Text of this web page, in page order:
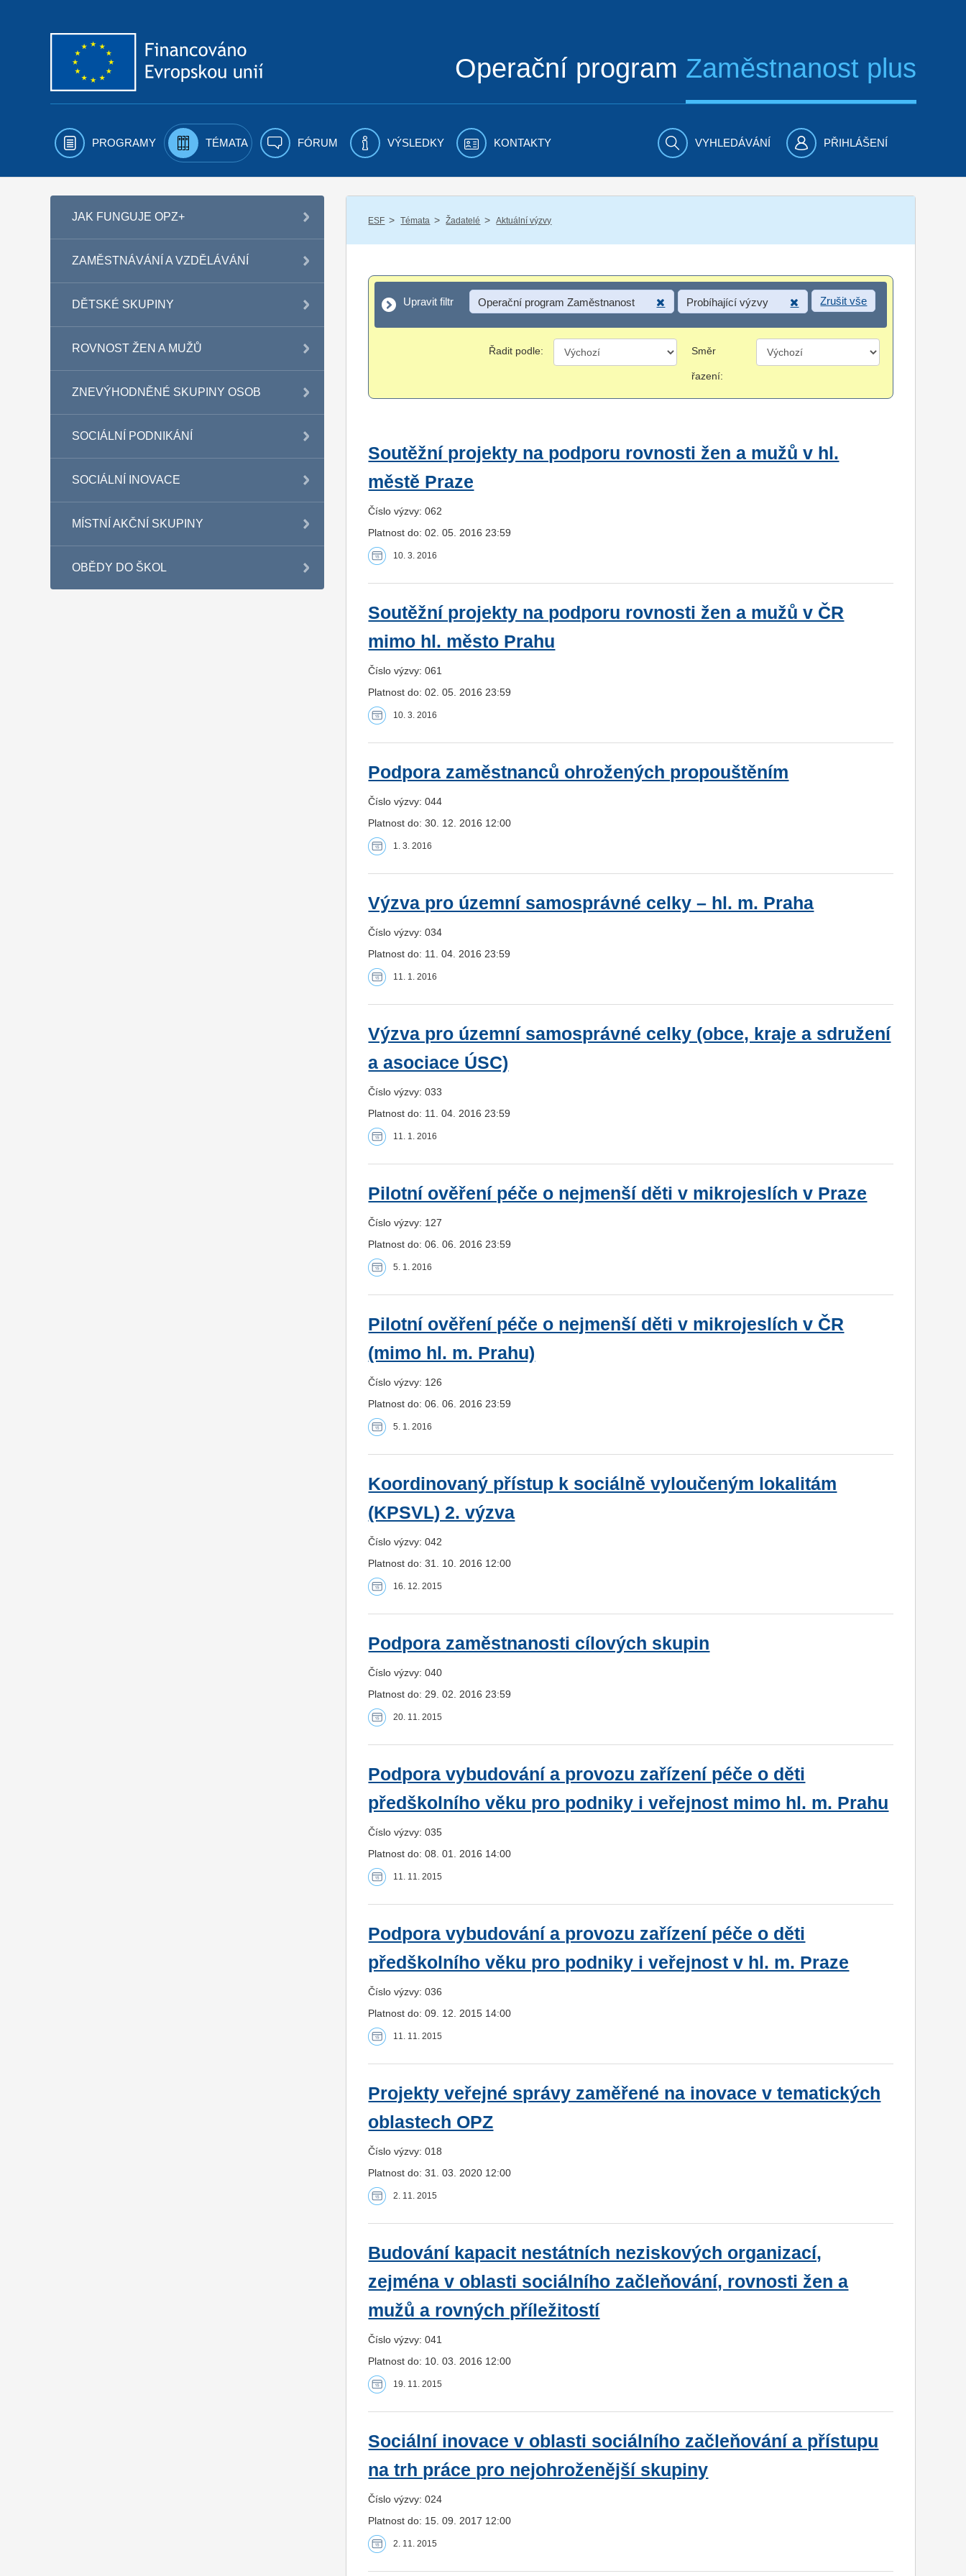
Operační program Zaměstnanost plus
PROGRAMY TÉMATA FÓRUM VÝSLEDKY KONTAKTY VYHLEDÁVÁNÍ PŘIHLÁŠENÍ
JAK FUNGUJE OPZ+
ZAMĚSTNÁVÁNÍ A VZDĚLÁVÁNÍ
DĚTSKÉ SKUPINY
ROVNOST ŽEN A MUŽŮ
ZNEVÝHODNĚNÉ SKUPINY OSOB
SOCIÁLNÍ PODNIKÁNÍ
SOCIÁLNÍ INOVACE
MÍSTNÍ AKČNÍ SKUPINY
OBĚDY DO ŠKOL
ESF / Témata / Žadatelé / Aktuální výzvy
Upravit filtr
Upravit filtr Operační program Zaměstnanost Probíhající výzvy Zrušit vše
Řadit podle: Směr
řazení:
Soutěžní projekty na podporu rovnosti žen a mužů v hl.
městě Praze
Číslo výzvy: 062
Platnost do: 02. 05. 2016 23:59
10. 3. 2016
Soutěžní projekty na podporu rovnosti žen a mužů v ČR
mimo hl. město Prahu
Číslo výzvy: 061
Platnost do: 02. 05. 2016 23:59
10. 3. 2016
Podpora zaměstnanců ohrožených propouštěním
Číslo výzvy: 044
Platnost do: 30. 12. 2016 12:00
1. 3. 2016
Výzva pro územní samosprávné celky – hl. m. Praha
Číslo výzvy: 034
Platnost do: 11. 04. 2016 23:59
11. 1. 2016
Výzva pro územní samosprávné celky (obce, kraje a sdružení
a asociace ÚSC)
Číslo výzvy: 033
Platnost do: 11. 04. 2016 23:59
11. 1. 2016
Pilotní ověření péče o nejmenší děti v mikrojeslích v Praze
Číslo výzvy: 127
Platnost do: 06. 06. 2016 23:59
5. 1. 2016
Pilotní ověření péče o nejmenší děti v mikrojeslích v ČR
(mimo hl. m. Prahu)
Číslo výzvy: 126
Platnost do: 06. 06. 2016 23:59
5. 1. 2016
Koordinovaný přístup k sociálně vyloučeným lokalitám
(KPSVL) 2. výzva
Číslo výzvy: 042
Platnost do: 31. 10. 2016 12:00
16. 12. 2015
Podpora zaměstnanosti cílových skupin
Číslo výzvy: 040
Platnost do: 29. 02. 2016 23:59
20. 11. 2015
Podpora vybudování a provozu zařízení péče o děti
předškolního věku pro podniky i veřejnost mimo hl. m. Prahu
Číslo výzvy: 035
Platnost do: 08. 01. 2016 14:00
11. 11. 2015
Podpora vybudování a provozu zařízení péče o děti
předškolního věku pro podniky i veřejnost v hl. m. Praze
Číslo výzvy: 036
Platnost do: 09. 12. 2015 14:00
11. 11. 2015
Projekty veřejné správy zaměřené na inovace v tematických
oblastech OPZ
Číslo výzvy: 018
Platnost do: 31. 03. 2020 12:00
2. 11. 2015
Budování kapacit nestátních neziskových organizací,
zejména v oblasti sociálního začleňování, rovnosti žen a
mužů a rovných příležitostí
Číslo výzvy: 041
Platnost do: 10. 03. 2016 12:00
19. 11. 2015
Sociální inovace v oblasti sociálního začleňování a přístupu
na trh práce pro nejohroženější skupiny
Číslo výzvy: 024
Platnost do: 15. 09. 2017 12:00
2. 11. 2015